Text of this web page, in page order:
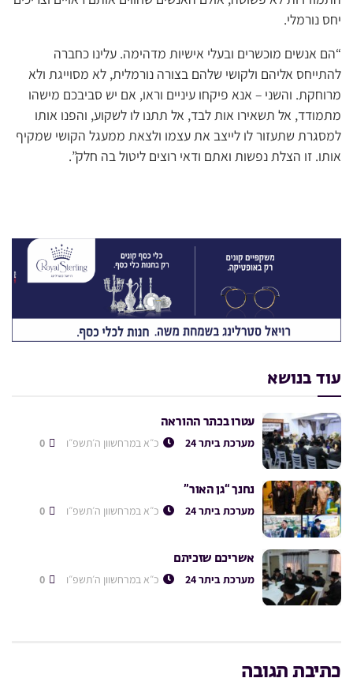
יחס נורמלי.
“הם אנשים מוכשרים ובעלי אישיות מדהימה. עלינו כחברה
להתייחס אליהם ולקושי שלהם בצורה נורמלית, לא מסוייגת ולא
מרוחקת. והשני – אנא פיקחו עיניים וראו, אם יש סביבכם מישהו
מתמודד, אל תשאירו אות לבד, אל תתנו לו לשקוע, והפנו אותו
למסגרת שתעזור לו לייצב את עצמו ולצאת ממעגל הקושי שמקיף
אותו. זו הצלת נפשות ואתם ודאי רוצים ליטול בה חלק”.
עוד בנושא
עטרו בכתר ההוראה
מערכת ביתר 24 כ״א במרחשוון ה׳תשפ״ו
נחנך “גן האור”
מערכת ביתר 24 כ״א במרחשוון ה׳תשפ״ו
אשריכם שזכיתם
מערכת ביתר 24 כ״א במרחשוון ה׳תשפ״ו
כתיבת תגובה